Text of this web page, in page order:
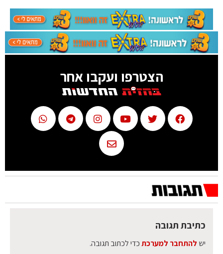
הצטרפו ועקבו אחר
כתיבת תגובה
יש להתחבר למערכתכדי לכתוב תגובה.